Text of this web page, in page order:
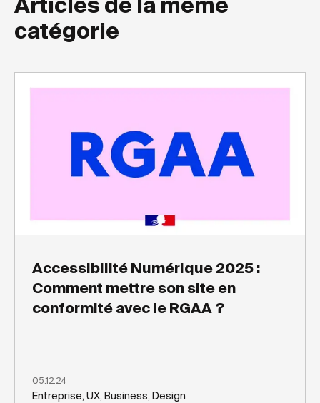
Articles de la même
catégorie
Accessibilité Numérique 2025 :
Comment mettre son site en
conformité avec le RGAA ?
05.12.24
Entreprise, UX, Business, Design